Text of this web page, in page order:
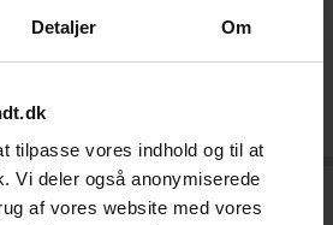
Detaljer Om
tilpasse vores indhold og til at
Vi deler også anonymiserede
af vores website med vores
7.600,00 kr./stk.
Kampagnevare